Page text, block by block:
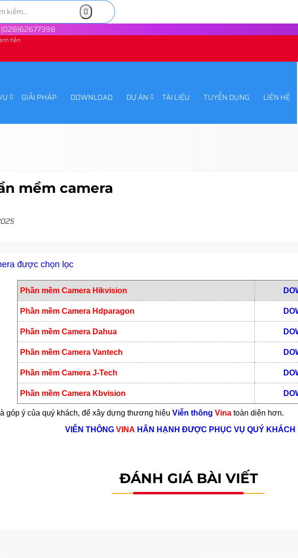
(028)62677398
tiền
GIẢI PHÁP DOWNLOAD DỰ ÁN TÀI LIỆU TUYỂN DỤNG LIÊN HỆ
mềm camera
được chọn lọc
Phần mềm Camera Hikvision
Phần mềm Camera Hdparagon
Phần mềm Camera Dahua
Phần mềm Camera Vantech
Phần mềm Camera J-Tech
Phần mềm Camera Kbvision
góp ý của quý khách, để xây dựng thương hiệu Viễn thông Vina toàn diện hơn.
VIỄN THÔNGVINA HÂN HẠNH ĐƯỢC PHỤC VỤ QUÝ KHÁCH
ĐÁNH GIÁ BÀI VIẾT